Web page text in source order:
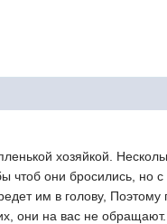
хозяйкой.
чтоб они бросились, но
им в голову,
они на вас не